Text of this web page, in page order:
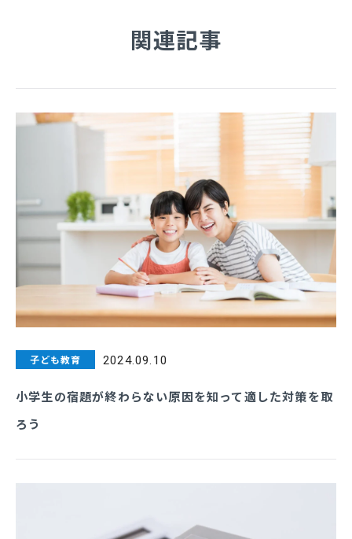
関連記事
子ども教育 2024.09.10
小学生の宿題が終わらない原因を知って適した対策を取
ろう